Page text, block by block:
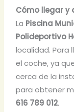
Cómo llegar y
La Piscina
Polideportivo
localidad. Para
el coche, ya
cerca de la
para obtener
616 789 012.